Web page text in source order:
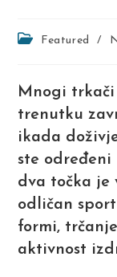
PostFeatured /
Mnogi
trenutku
ikada
ste
dva točka je
odličan
formi,
aktivnost